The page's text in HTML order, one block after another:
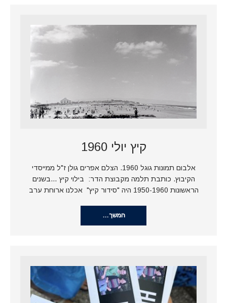
קיץ יולי 1960
אלבום תמונות גוגל 1960. הצלם אפרים גולן ז"ל ממייסדי
הקיבוץ. כותבת תלמה מקבוצת הדר: בילוי קיץ …בשנים
הראשונות 1950-1960 היה "סידור קיץ" אכלנו ארוחת ערב
המשך…